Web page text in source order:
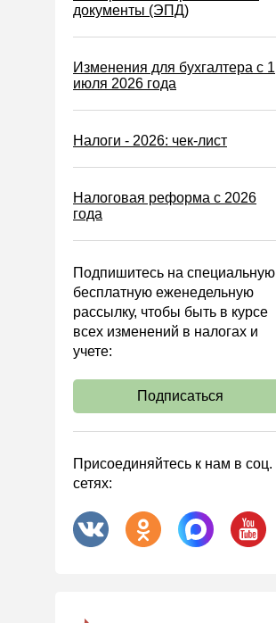
Самозанятые
Банк
Онлайн-кассы ККТ ККМ
Блокировка счета
МСФО
деятельности (АХД)
Охрана труда и аттестация
Охрана труда
Валютные операции
Налоговая система РФ
Налоговое планирование
Договоры
АО
документы (ЭПД)
Изменения для бухгалтера с 1
июля 2026 года
Налоги - 2026: чек-лист
Налоговая реформа с 2026
года
Подпишитесь на специальную
бесплатную еженедельную
рассылку, чтобы быть в курсе
всех изменений в налогах и
учете:
Подписаться
Присоединяйтесь к нам в соц.
сетях: